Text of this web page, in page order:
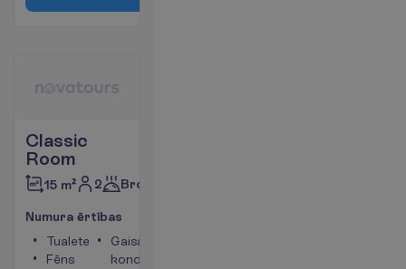
Classic
Room
15 m² 2 Brokastis
Numura ērtības
Tualete
Fēns
Gaisa
kondicionētājs